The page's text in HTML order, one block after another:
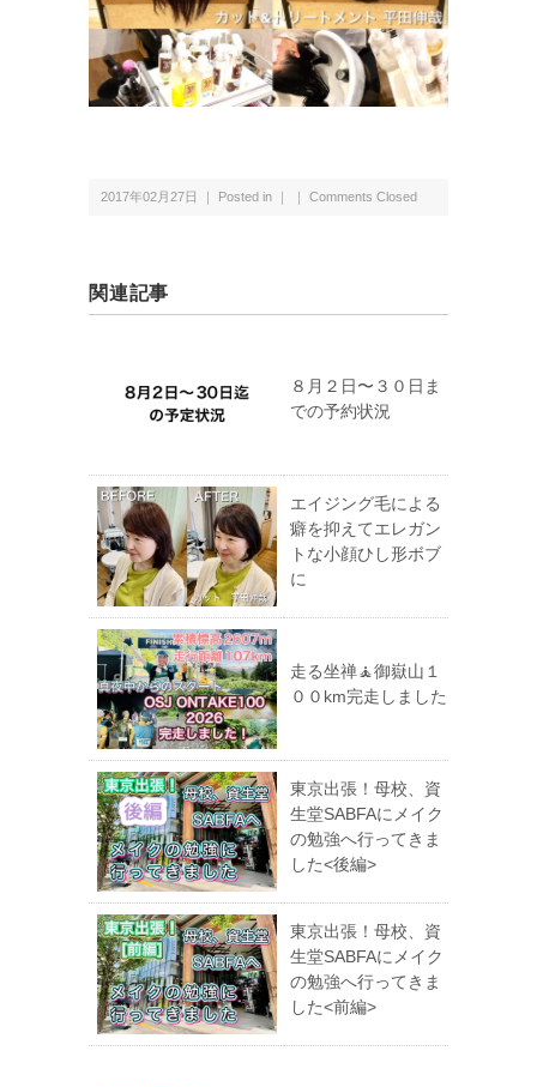
2017年02月27日 ｜ Posted in ｜ ｜ Comments Closed
関連記事
８月２日〜３０日ま
での予約状況
エイジング毛による
癖を抑えてエレガン
トな小顔ひし形ボブ
に
走る坐禅🧘御嶽山１
００km完走しました
東京出張！母校、資
生堂SABFAにメイク
の勉強へ行ってきま
した<後編>
東京出張！母校、資
生堂SABFAにメイク
の勉強へ行ってきま
した<前編>